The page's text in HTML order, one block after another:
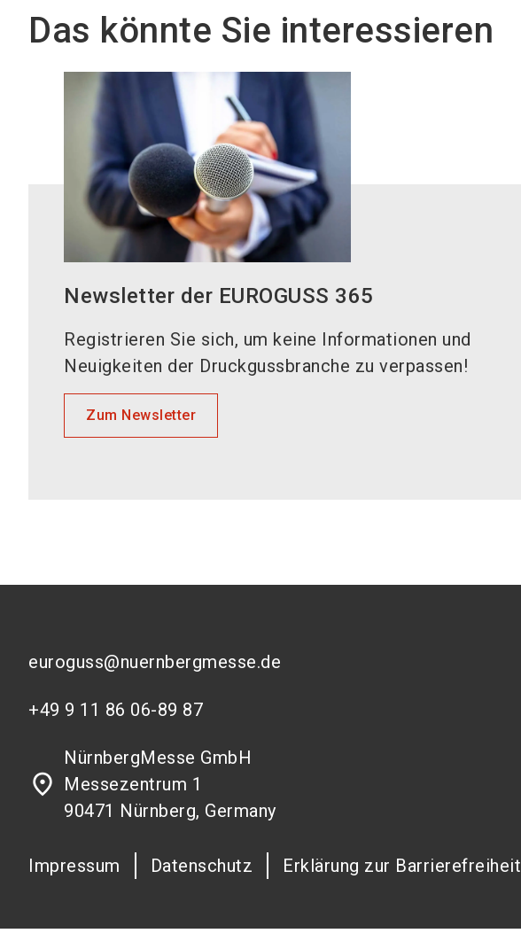
Das könnte Sie interessieren
Newsletter der EUROGUSS 365
Registrieren Sie sich, um keine Informationen und
Neuigkeiten der Druckgussbranche zu verpassen!
Zum Newsletter
euroguss@nuernbergmesse.de
+49 9 11 86 06-89 87
place
NürnbergMesse GmbH
Messezentrum 1
90471 Nürnberg, Germany
Impressum Datenschutz Erklärung zur Barrierefreiheit